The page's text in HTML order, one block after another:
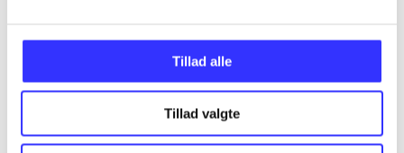
Tillad alle
Tillad valgte
...
...